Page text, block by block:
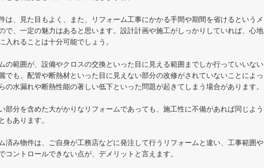
は、見た目もよく、また、リフォーム工事にかかる手間や期間を省けるというメ
で、一定の魅力はあると思います。設計計画や施工がしっかりしていれば、心地
入れることは十分可能でしょう。
の範囲が、設備やクロスの交換といった目に見える範囲までしか行っていいない
でも、配管や断熱材といった目に見えない部分の改修がされていないことによっ
の水漏れや断熱性能の著しい低下といった問題が起きてしまう場合があります。
部分を含めた大がかりなリフォームであっても、施工性に不備があれば同じよう
もあります。
済み物件は、ご自身が工務店などに発注して行うリフォームと違い、工事範囲や
コントロールできない点が、デメリットと言えます。